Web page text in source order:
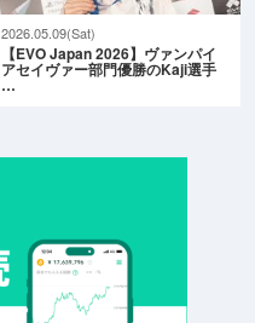
2026.05.09(Sat)
【EVO Japan 2026】ヴァンパイ
アセイヴァー部門優勝のKaji選手
…